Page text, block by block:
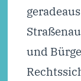
und